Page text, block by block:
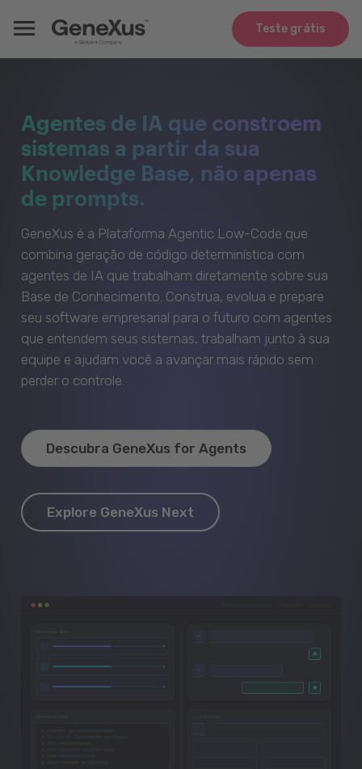
Teste grátis
Agentes de IA que constroem
sistemas a partir da sua
Knowledge Base, não apenas
de prompts.
GeneXus é a Plataforma Agentic Low-Code que
combina geração de código determinística com
agentes de IA que trabalham diretamente sobre sua
Base de Conhecimento. Construa, evolua e prepare
seu software empresarial para o futuro com agentes
que entendem seus sistemas, trabalham junto à sua
equipe e ajudam você a avançar mais rápido sem
perder o controle.
Descubra GeneXus for Agents
Explore GeneXus Next